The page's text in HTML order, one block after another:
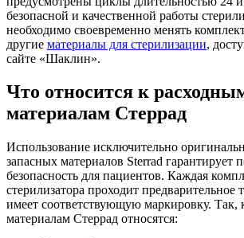
безопасной и качественной работы
необходимо своевременно менять
другие материалы для стерилизации,
сайте «Шаклин».
Что относится к
материалам Стеррад
Использование исключительно
запасных материалов Sterrad гарантирует
безопасность для пациентов. Каждая
стерилизатора проходит предварительное
имеет соответствующую маркировку. Так,
материалам Стеррад относятся: